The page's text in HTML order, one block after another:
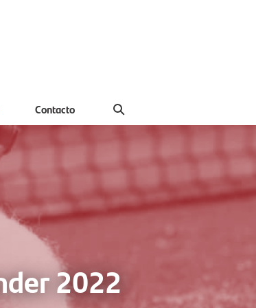
Contacto
2022